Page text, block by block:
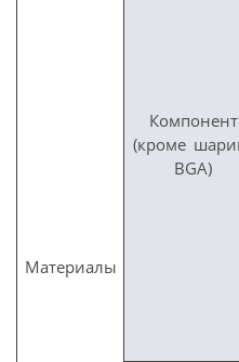
Материалы
Компонент
(кроме
BGA)